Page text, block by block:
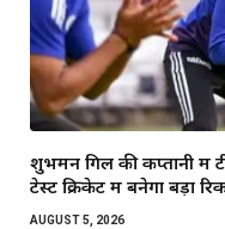
शुभमन गिल की कप्तानी में
टेस्ट क्रिकेट में बनेगा बड़ा
AUGUST 5, 2026